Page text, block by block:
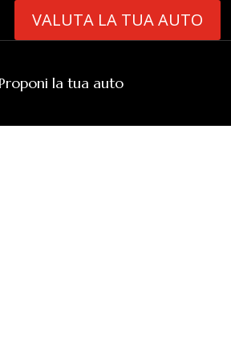
VALUTA LA TUA AUTO
la tua auto